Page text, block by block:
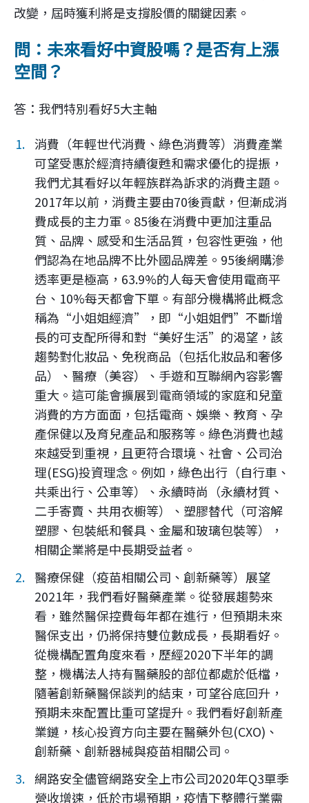
改變，屆時獲利將是支撐股價的關鍵因素。
問：未來看好中資股嗎？是否有上漲
空間？
答：我們特別看好5大主軸
消費（年輕世代消費、綠色消費等）消費產業
可望受惠於經濟持續復甦和需求優化的提振，
我們尤其看好以年輕族群為訴求的消費主題。
2017年以前，消費主要由70後貢獻，但漸成消
費成長的主力軍。85後在消費中更加注重品
質、品牌、感受和生活品質，包容性更強，他
們認為在地品牌不比外國品牌差。95後網購滲
透率更是極高，63.9%的人每天會使用電商平
台、10%每天都會下單。有部分機構將此概念
稱為“小姐姐經濟”，即“小姐姐們”不斷增
長的可支配所得和對“美好生活”的渴望，該
趨勢對化妝品、免稅商品（包括化妝品和奢侈
品）、醫療（美容）、手遊和互聯網內容影響
重大。這可能會擴展到電商領域的家庭和兒童
消費的方方面面，包括電商、娛樂、教育、孕
產保健以及育兒產品和服務等。綠色消費也越
來越受到重視，且更符合環境、社會、公司治
理(ESG)投資理念。例如，綠色出行（自行車、
共乘出行、公車等）、永續時尚（永續材質、
二手寄賣、共用衣櫥等）、塑膠替代（可溶解
塑膠、包裝紙和餐具、金屬和玻璃包裝等），
相關企業將是中長期受益者。
醫療保健（疫苗相關公司、創新藥等）展望
2021年，我們看好醫藥產業。從發展趨勢來
看，雖然醫保控費每年都在進行，但預期未來
醫保支出，仍將保持雙位數成長，長期看好。
從機構配置角度來看，歷經2020下半年的調
整，機構法人持有醫藥股的部位都處於低檔，
隨著創新藥醫保談判的結束，可望谷底回升，
預期未來配置比重可望提升。我們看好創新產
業鏈，核心投資方向主要在醫藥外包(CXO)、
創新藥、創新器械與疫苗相關公司。
網路安全儘管網路安全上市公司2020年Q3單季
營收增速，低於市場預期，疫情下整體行業需